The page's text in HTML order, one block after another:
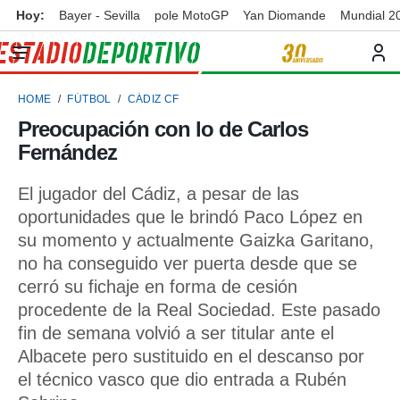
de
por
para
la
calidad.
a este
las
y
forma
digital
basada
Hoy: Bayer - Sevilla pole MotoGP Yan Diomande Mundial
HOME FÚTBOL CÁDIZ CF
Preocupación con lo de Carlos
Fernández
El jugador del Cádiz, a pesar de las
oportunidades que le brindó Paco López en
su momento y actualmente Gaizka Garitano,
no ha conseguido ver puerta desde que se
cerró su fichaje en forma de cesión
procedente de la Real Sociedad. Este pasado
fin de semana volvió a ser titular ante el
Albacete pero sustituido en el descanso por
el técnico vasco que dio entrada a Rubén